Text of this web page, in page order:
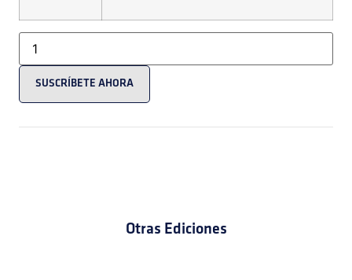
SUSCRÍBETE AHORA
Otras Ediciones